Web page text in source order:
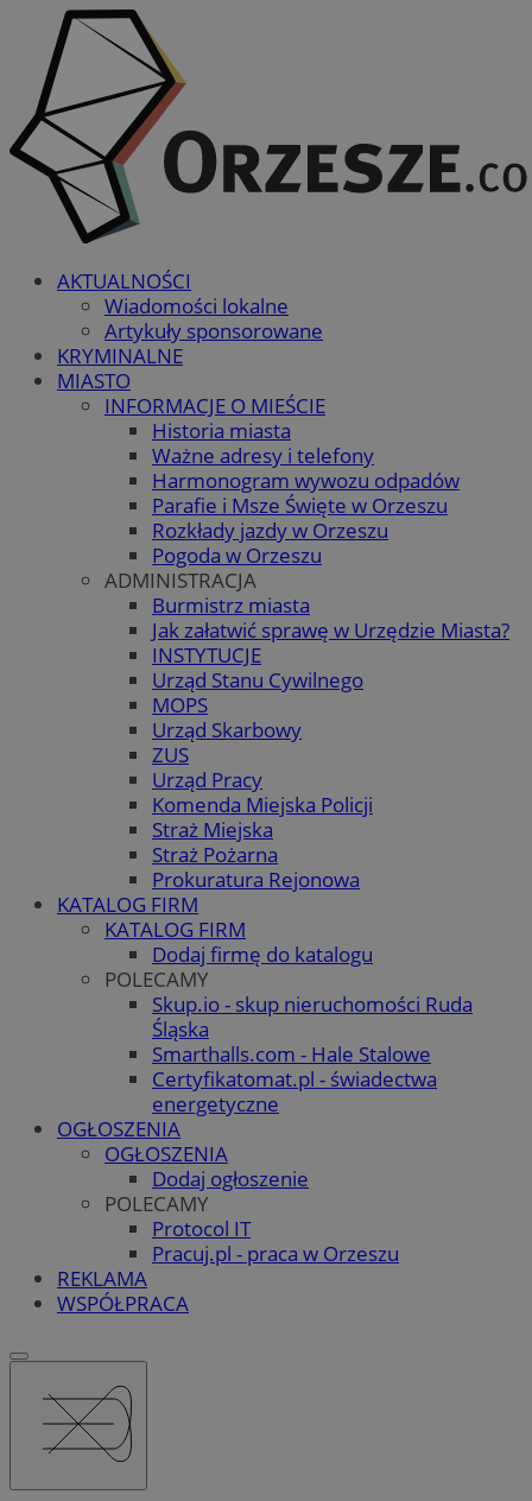
AKTUALNOŚCI
Wiadomości lokalne
Artykuły sponsorowane
KRYMINALNE
MIASTO
INFORMACJE O MIEŚCIE
Historia miasta
Ważne adresy i telefony
Harmonogram wywozu odpadów
Parafie i Msze Święte w Orzeszu
Rozkłady jazdy w Orzeszu
Pogoda w Orzeszu
ADMINISTRACJA
Burmistrz miasta
Jak załatwić sprawę w Urzędzie Miasta?
INSTYTUCJE
Urząd Stanu Cywilnego
MOPS
Urząd Skarbowy
ZUS
Urząd Pracy
Komenda Miejska Policji
Straż Miejska
Straż Pożarna
Prokuratura Rejonowa
KATALOG FIRM
KATALOG FIRM
Dodaj firmę do katalogu
POLECAMY
Skup.io - skup nieruchomości Ruda
Śląska
Smarthalls.com - Hale Stalowe
Certyfikatomat.pl - świadectwa
energetyczne
OGŁOSZENIA
OGŁOSZENIA
Dodaj ogłoszenie
POLECAMY
Protocol IT
Pracuj.pl - praca w Orzeszu
REKLAMA
WSPÓŁPRACA